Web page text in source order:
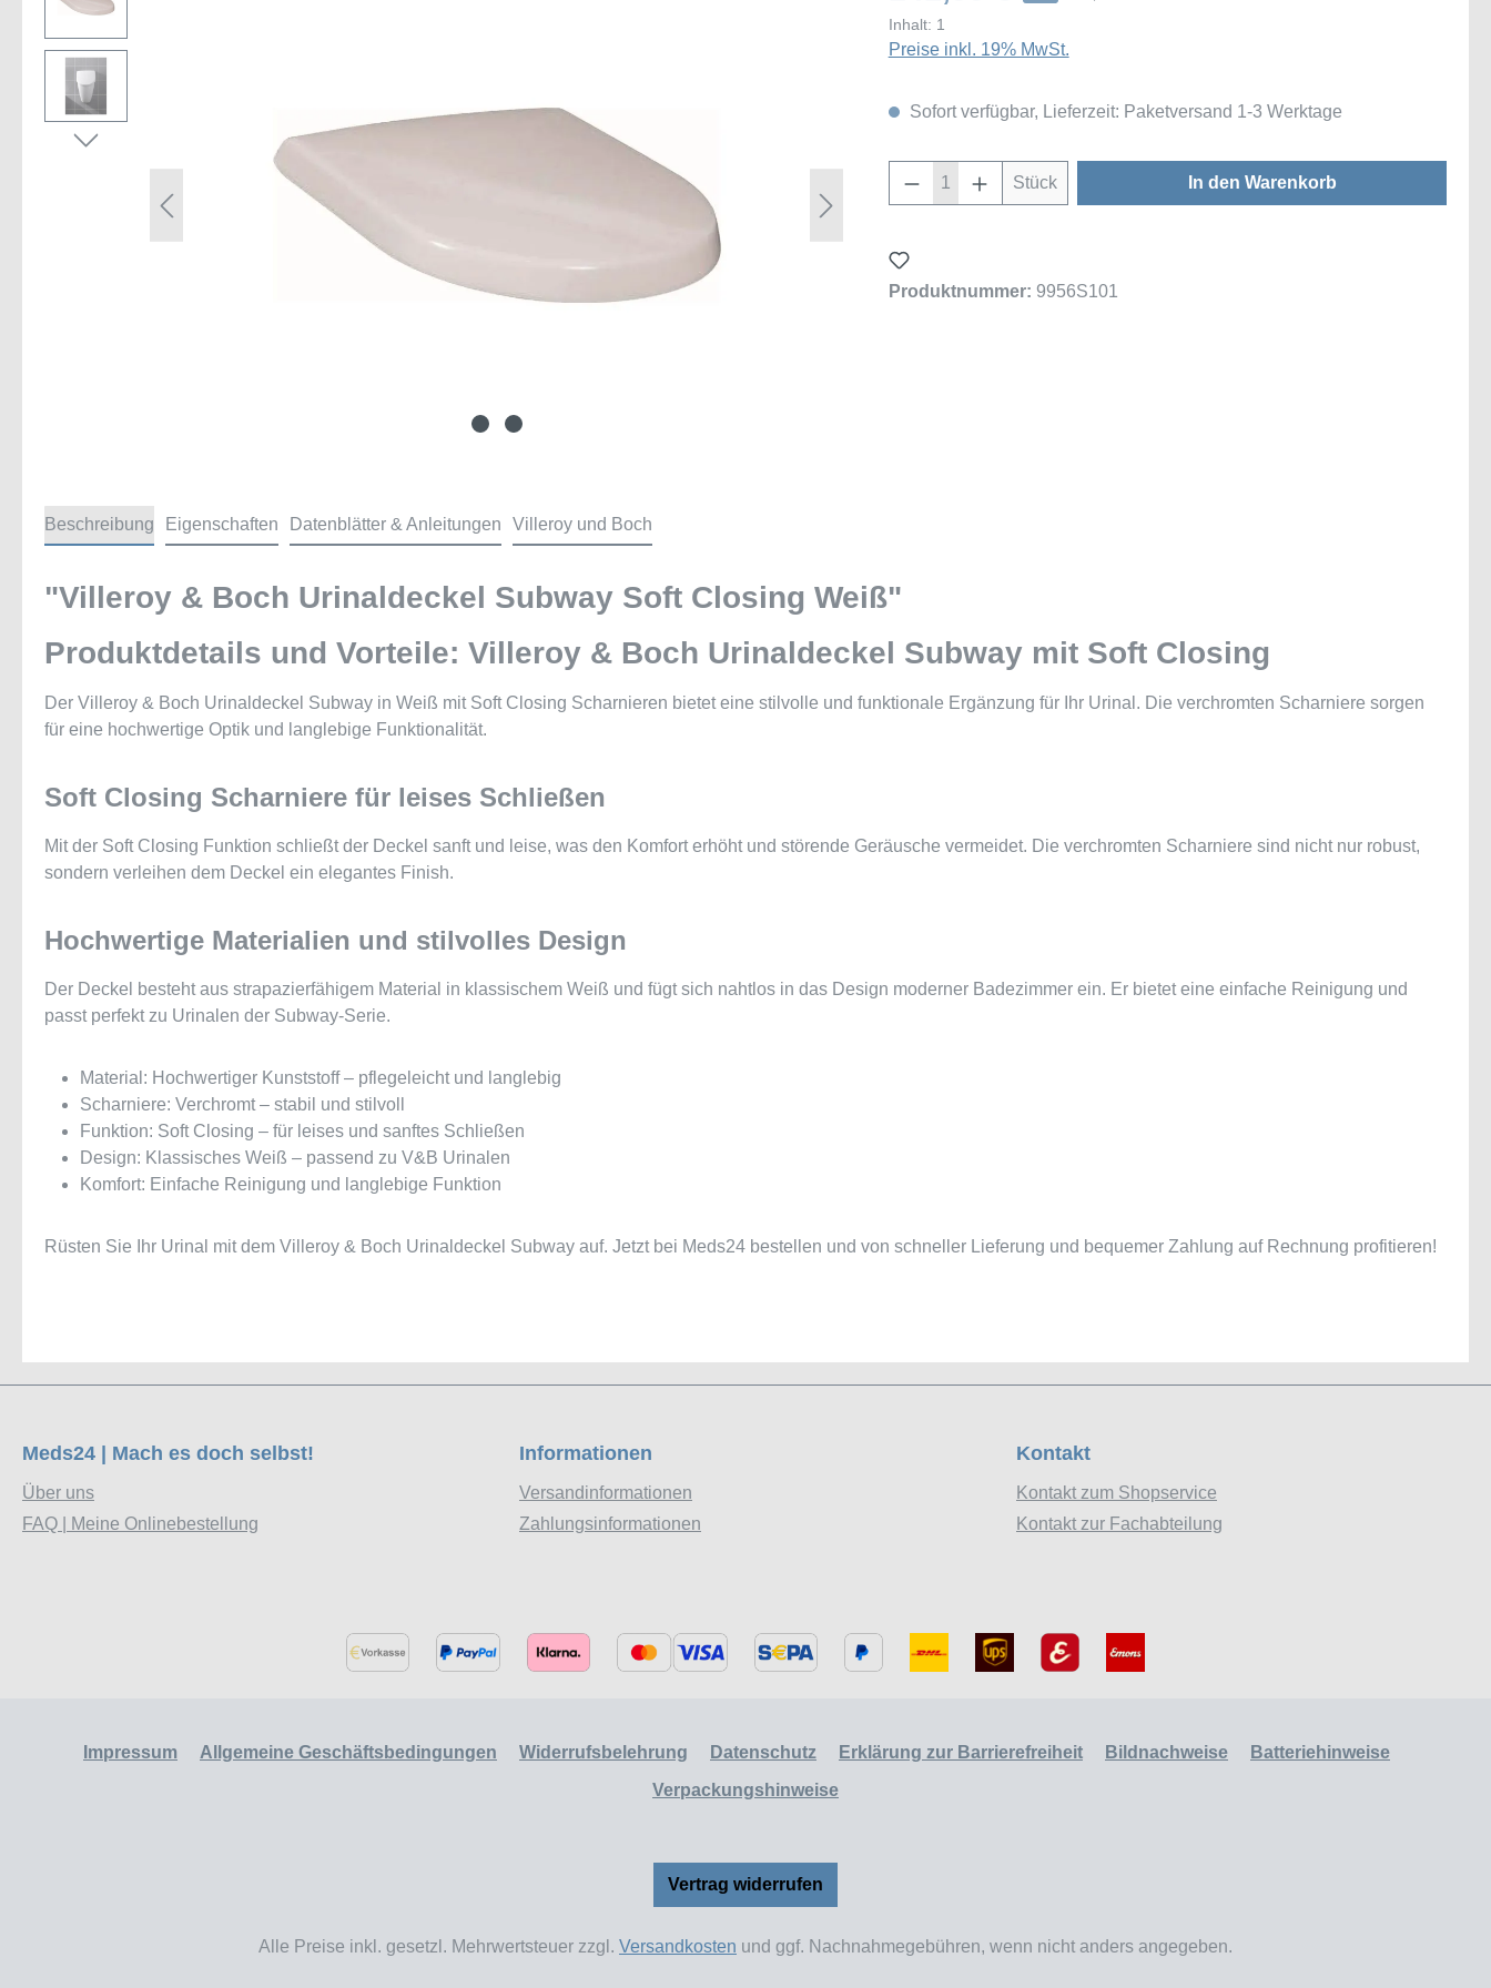
Inhalt: 1
Preise inkl. 19% MwSt.
Sofort verfügbar, Lieferzeit: Paketversand 1-3 Werktage
Produkt Anzahl: Gib den gewünschten Wert ein
Stück In den Warenkorb
Produktnummer: 9956S101
Beschreibung Eigenschaften Datenblätter & Anleitungen Villeroy und Boch
"Villeroy & Boch Urinaldeckel Subway Soft Closing Weiß"
Produktdetails und Vorteile: Villeroy & Boch Urinaldeckel Subway mit Soft Closing
Der Villeroy & Boch Urinaldeckel Subway in Weiß mit Soft Closing Scharnieren bietet eine stilvolle und funktionale Ergänzung für Ihr Urinal. Die verchromten Scharniere sorgen
für eine hochwertige Optik und langlebige Funktionalität.
Soft Closing Scharniere für leises Schließen
Mit der Soft Closing Funktion schließt der Deckel sanft und leise, was den Komfort erhöht und störende Geräusche vermeidet. Die verchromten Scharniere sind nicht nur robust,
sondern verleihen dem Deckel ein elegantes Finish.
Hochwertige Materialien und stilvolles Design
Der Deckel besteht aus strapazierfähigem Material in klassischem Weiß und fügt sich nahtlos in das Design moderner Badezimmer ein. Er bietet eine einfache Reinigung und
passt perfekt zu Urinalen der Subway-Serie.
Material: Hochwertiger Kunststoff – pflegeleicht und langlebig
Scharniere: Verchromt – stabil und stilvoll
Funktion: Soft Closing – für leises und sanftes Schließen
Design: Klassisches Weiß – passend zu V&B Urinalen
Komfort: Einfache Reinigung und langlebige Funktion
Rüsten Sie Ihr Urinal mit dem Villeroy & Boch Urinaldeckel Subway auf. Jetzt bei Meds24 bestellen und von schneller Lieferung und bequemer Zahlung auf Rechnung profitieren!
Meds24 | Mach es doch selbst!
Über uns
FAQ | Meine Onlinebestellung
Informationen
Versandinformationen
Zahlungsinformationen
Kontakt
Kontakt zum Shopservice
Kontakt zur Fachabteilung
Impressum Allgemeine Geschäftsbedingungen Widerrufsbelehrung Datenschutz Erklärung zur Barrierefreiheit Bildnachweise
Batteriehinweise
Verpackungshinweise
Vertrag widerrufen
Alle Preise inkl. gesetzl. Mehrwertsteuer zzgl. Versandkosten und ggf. Nachnahmegebühren, wenn nicht anders angegeben.